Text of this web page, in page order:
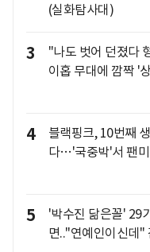
(실화탐사대)
3
"나도 벗어 던졌다
이홉 무대에 깜짝 '
4
블랙핑크, 10번째
다…'국중박'서 팬
5
'박수진 닮은꼴' 29
면.."연예인이신데